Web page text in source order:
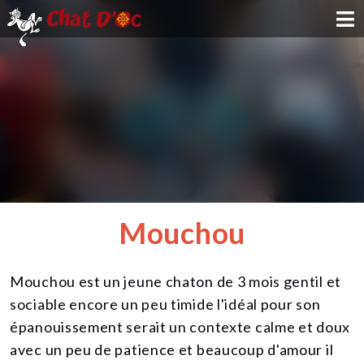
NOUS SOUTENIR
CONTACT
Mouchou
Mouchou est un jeune chaton de 3 mois gentil et
sociable encore un peu timide l'idéal pour son
épanouissement serait un contexte calme et doux
avec un peu de patience et beaucoup d'amour il